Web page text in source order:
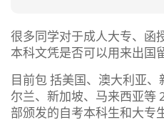
很多同学对于成人大专、函
本科文凭是否可以用来出国
目前包 括美国、澳大利亚
尔兰、新加坡、马来西亚等
部颁发的自考本科生和大专